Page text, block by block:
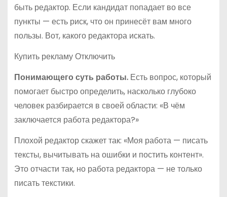
быть редактор. Если кандидат попадает во все
пункты — есть риск, что он принесёт вам много
пользы. Вот, какого редактора искать.
Купить рекламу Отключить
Понимающего суть работы.Есть вопрос, который
помогает быстро определить, насколько глубоко
человек разбирается в своей области: «В чём
заключается работа редактора?»
Плохой редактор скажет так: «Моя работа — писать
тексты, вычитывать на ошибки и постить контент».
Это отчасти так, но работа редактора — не только
писать текстики.